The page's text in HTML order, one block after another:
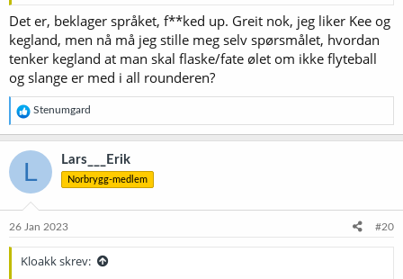
Det er, beklager språket, f**ked up. Greit nok, jeg liker Kee og
kegland, men nå må jeg stille meg selv spørsmålet, hvordan
tenker kegland at man skal flaske/fate ølet om ikke flyteball
og slange er med i all rounderen?
R
e
a
k
j
o
e
Stenumgard
L Lars___Erik
Norbrygg-medlem
26 Jan 2023 #20
Kloakk skrev: